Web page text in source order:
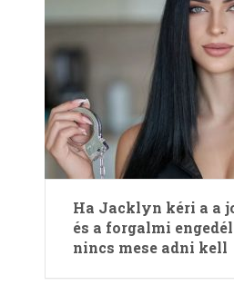
Ha Jacklyn kéri a a
és a forgalmi
nincs mese adni kell